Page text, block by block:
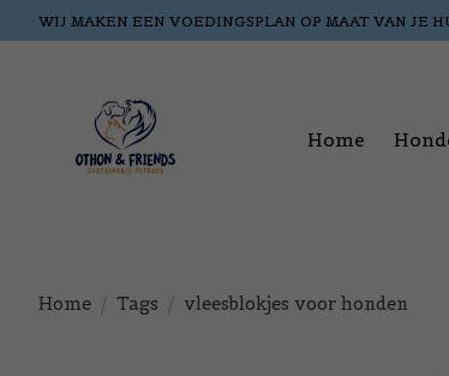
WIJ MAKEN EEN VOEDINGSPLAN OP MAAT VAN JE
Home
Home Tags vleesblokjes voor honden